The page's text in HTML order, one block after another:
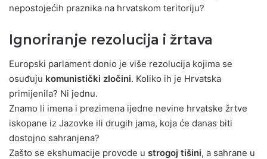
nepostojećih praznika na hrvatskom teritoriju?
Ignoriranje rezolucija i žrtava
Europski parlament donio je više rezolucija kojima se
osuđuju komunistički zločini. Koliko ih je Hrvatska
primijenila? Ni jednu.
Znamo li imena i prezimena ijedne nevine hrvatske žrtve
iskopane iz Jazovke ili drugih jama, koja će danas biti
dostojno sahranjena?
Zašto se ekshumacije provode u strogoj tišini, a sahrane u